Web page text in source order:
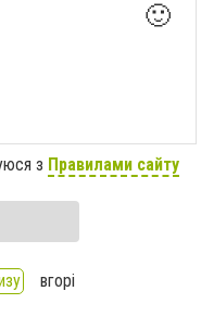
🙂
з Правилами сайту
вгорі